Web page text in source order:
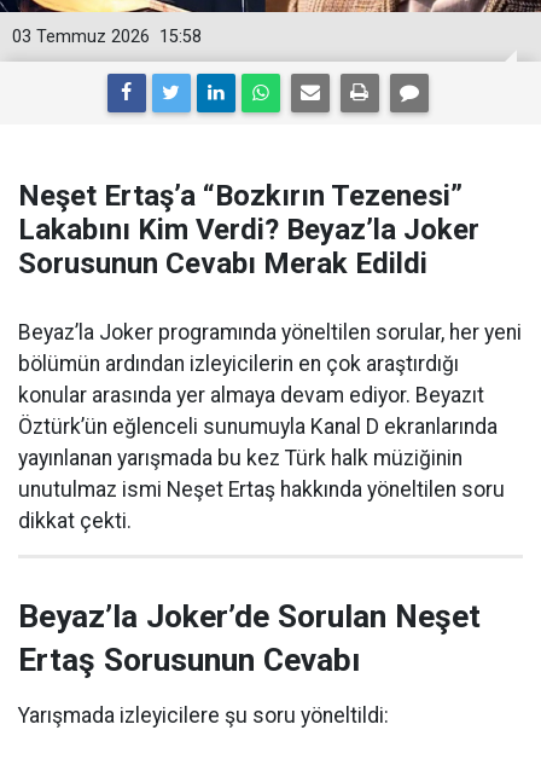
15:58
03 Temmuz 2026
Neşet Ertaş’a “Bozkırın Tezenesi”
Lakabını Kim Verdi? Beyaz’la Joker
Sorusunun Cevabı Merak Edildi
Beyaz’la Joker programında yöneltilen sorular, her yeni
bölümün ardından izleyicilerin en çok araştırdığı
konular arasında yer almaya devam ediyor. Beyazıt
Öztürk’ün eğlenceli sunumuyla Kanal D ekranlarında
yayınlanan yarışmada bu kez Türk halk müziğinin
unutulmaz ismi Neşet Ertaş hakkında yöneltilen soru
dikkat çekti.
Beyaz’la Joker’de Sorulan Neşet
Ertaş Sorusunun Cevabı
Yarışmada izleyicilere şu soru yöneltildi: